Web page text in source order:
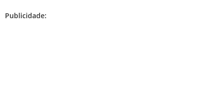
Publicidade: